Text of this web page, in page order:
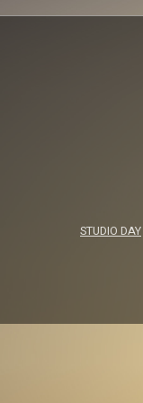
STUDIO DAY